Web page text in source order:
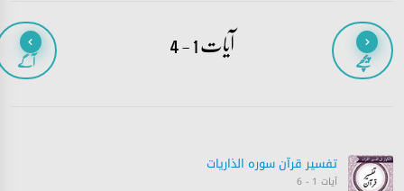
پیچھے آیات 1 - 4 آگے
تفسیر قرآن سورہ ‎الذاريات
آیات 1 - 6